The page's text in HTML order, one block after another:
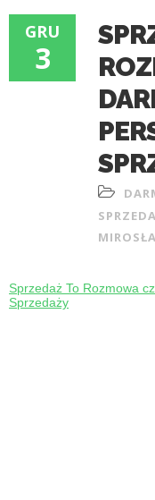
GRU
3
Sprzedaż To Rozmowa
Sprzedaży